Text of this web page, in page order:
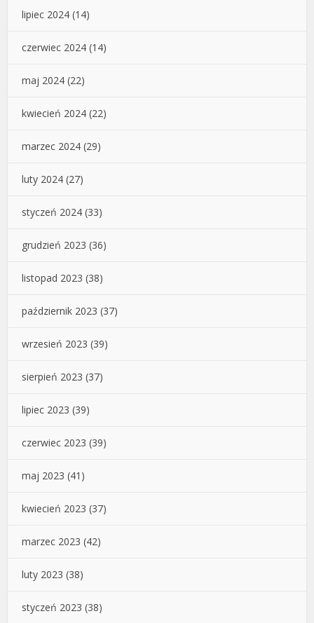
lipiec 2024 (14)
czerwiec 2024 (14)
maj 2024 (22)
kwiecień 2024 (22)
marzec 2024 (29)
luty 2024 (27)
styczeń 2024 (33)
grudzień 2023 (36)
listopad 2023 (38)
październik 2023 (37)
wrzesień 2023 (39)
sierpień 2023 (37)
lipiec 2023 (39)
czerwiec 2023 (39)
maj 2023 (41)
kwiecień 2023 (37)
marzec 2023 (42)
luty 2023 (38)
styczeń 2023 (38)